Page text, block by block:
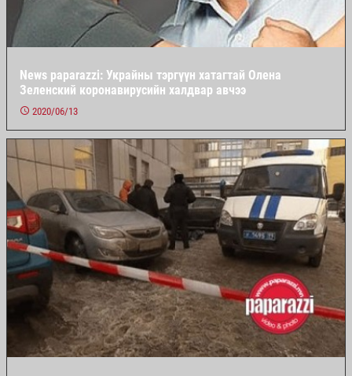
News paparazzi: Украйны тэргүүн хатагтай Олена
Зеленский коронавирусийн халдвар авчээ
2020/06/13